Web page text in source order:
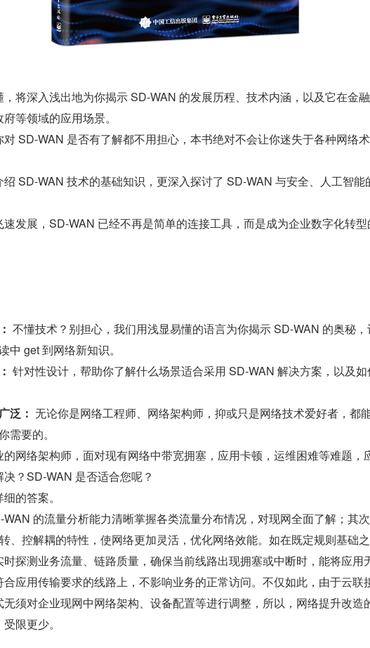
将深入浅出地为你揭示 SD-WAN 的发展历程、技术内涵，以及它在金
等领域的应用场景。
对 SD-WAN 是否有了解都不用担心，本书绝对不会让你迷失于各种网络
SD-WAN 技术的基础知识，更深入探讨了 SD-WAN 与安全、人工智能
发展，SD-WAN 已经不再是简单的连接工具，而是成为企业数字化转
不懂技术？别担心，我们用浅显易懂的语言为你揭示 SD-WAN 的奥秘
中 get 到网络新知识。
针对性设计，帮助你了解什么场景适合采用 SD-WAN 解决方案，以及
泛： 无论你是网络工程师、网络架构师，抑或只是网络技术爱好者，都
需要的。
的网络架构师，面对现有网络中带宽拥塞，应用卡顿，运维困难等难题，
？SD-WAN 是否适合您呢？
的答案。
的流量分析能力清晰掌握各类流量分布情况，对现网全面了解；其
、控解耦的特性，使网络更加灵活，优化网络效能。如在既定规则基础
时探测业务流量、链路质量，确保当前线路出现拥塞或中断时，能将应用
合应用传输要求的线路上，不影响业务的正常访问。不仅如此，由于云联
无须对企业现网中网络架构、设备配置等进行调整，所以，网络提升改造
限更少。